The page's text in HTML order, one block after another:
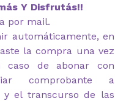
Y Disfrutás!!
por mail.
automáticamente, en
la compra una vez
caso de abonar con
comprobante a
y el transcurso de las